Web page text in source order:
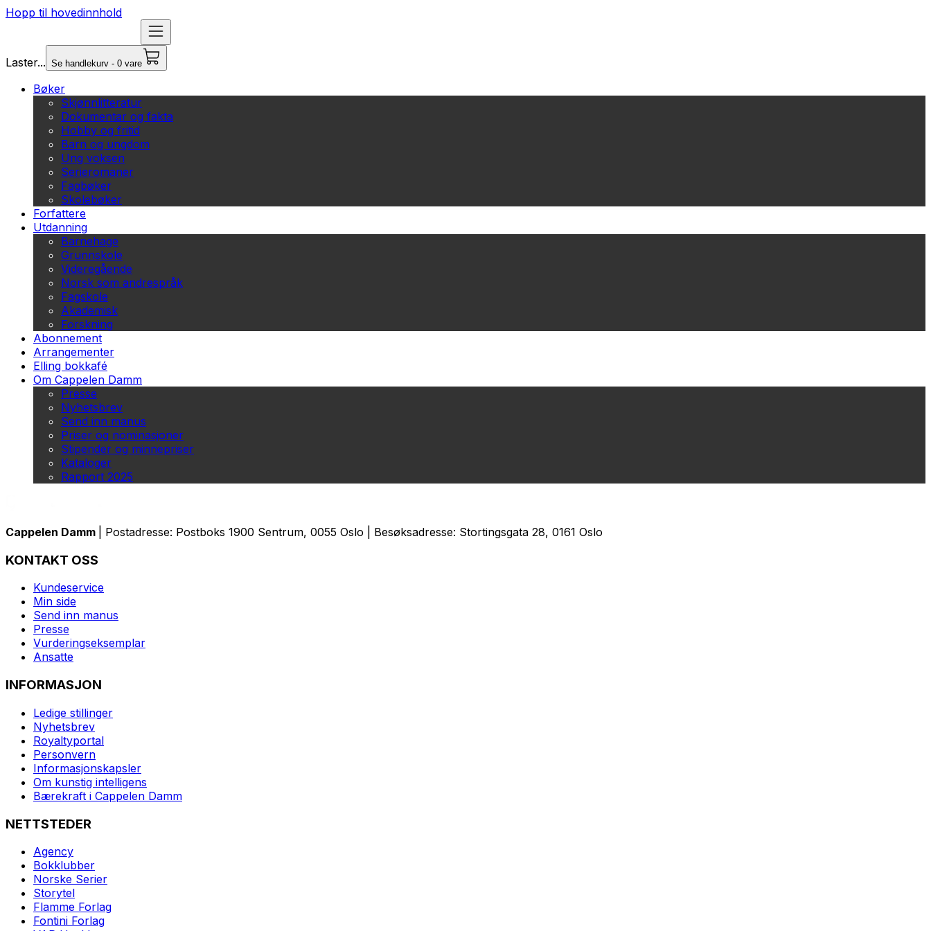
Hopp til hovedinnhold
Laster... Se handlekurv - 0 vare
Bøker
Skjønnlitteratur
Dokumentar og fakta
Hobby og fritid
Barn og ungdom
Ung voksen
Serieromaner
Fagbøker
Skolebøker
Forfattere
Utdanning
Barnehage
Grunnskole
Videregående
Norsk som andrespråk
Fagskole
Akademisk
Forskning
Abonnement
Arrangementer
Elling bokkafé
Om Cappelen Damm
Presse
Nyhetsbrev
Send inn manus
Priser og nominasjoner
Stipender og minnepriser
Kataloger
Rapport 2025
Cappelen Damm | Postadresse: Postboks 1900 Sentrum, 0055 Oslo | Besøksadresse: Stortingsgata 28, 0161 Oslo
KONTAKT OSS
Kundeservice
Min side
Send inn manus
Presse
Vurderingseksemplar
Ansatte
INFORMASJON
Ledige stillinger
Nyhetsbrev
Royaltyportal
Personvern
Informasjonskapsler
Om kunstig intelligens
Bærekraft i Cappelen Damm
NETTSTEDER
Agency
Bokklubber
Norske Serier
Storytel
Flamme Forlag
Fontini Forlag